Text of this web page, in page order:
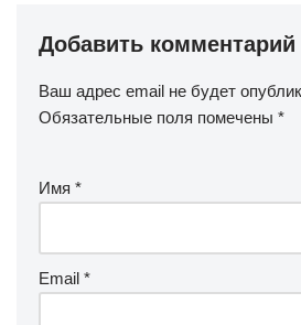
Добавить комментарий
Ваш адрес email не будет
Обязательные поля помечены *
Имя *
Email *